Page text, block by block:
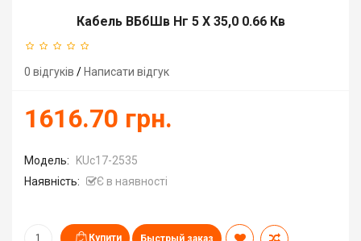
Кабель ВБбШв Нг 5 X 35,0 0.66 Кв
0 відгуків / Написати відгук
1616.70 грн.
Модель:
KUc17-2535
Наявність:
Є в наявності
Быстрый заказ